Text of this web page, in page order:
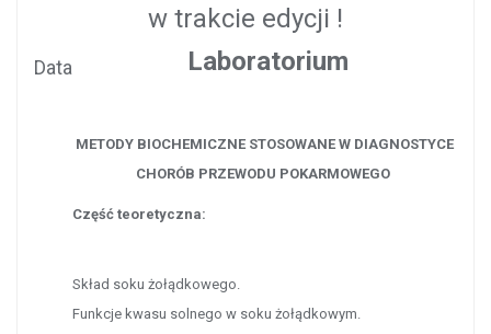
w trakcie edycji !
Data Laboratorium
METODY BIOCHEMICZNE STOSOWANE W DIAGNOSTYCE
CHORÓB PRZEWODU POKARMOWEGO
Część teoretyczna:
Skład soku żołądkowego.
Funkcje kwasu solnego w soku żołądkowym.